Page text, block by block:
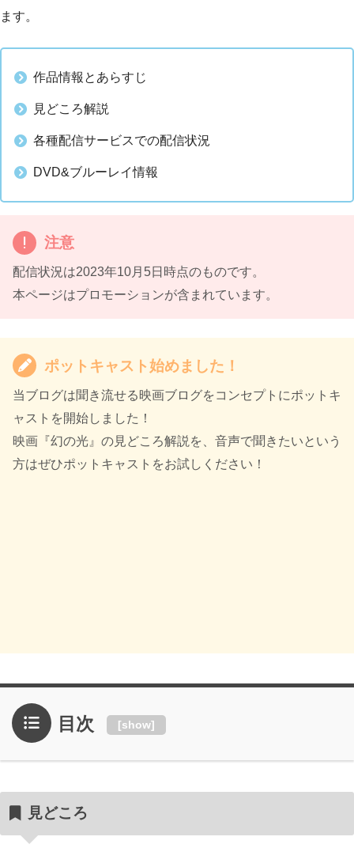
ます。
作品情報とあらすじ
見どころ解説
各種配信サービスでの配信状況
DVD&ブルーレイ情報
注意
配信状況は2023年10月5日時点のものです。
本ページはプロモーションが含まれています。
ポットキャスト始めました！
当ブログは聞き流せる映画ブログをコンセプトにポットキ
ャストを開始しました！
映画『幻の光』の見どころ解説を、音声で聞きたいという
方はぜひポットキャストをお試しください！
目次 [show]
見どころ